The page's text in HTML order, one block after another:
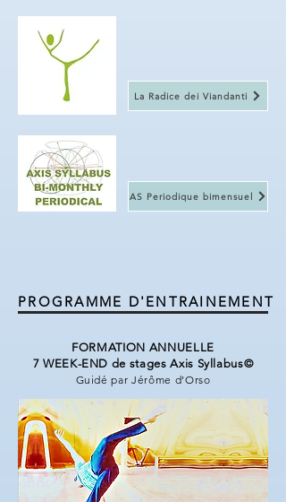
La Radice dei Viandanti
AS Periodique bimensuel
PROGRAMME D'ENTRAINEMENT
FORMATION ANNUELLE
7 WEEK-END de stages Axis Syllabus©
Guidé par Jérôme d’Orso